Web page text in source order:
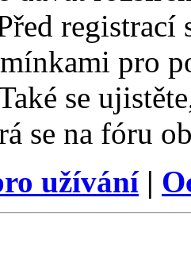
registrací
pro
se
se na fóru
užívání|